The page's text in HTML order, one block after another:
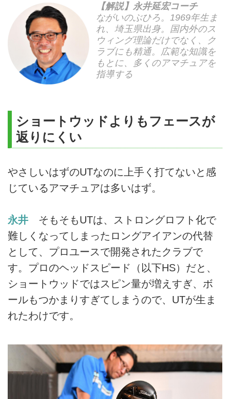
【解説】永井延宏コーチ
ながいのぶひろ。1969年生ま
れ、埼玉県出身。国内外のス
ウィング理論だけでなく、ク
ラブにも精通。広範な知識を
もとに、多くのアマチュアを
指導する
ショートウッドよりもフェースが
返りにくい
やさしいはずのUTなのに上手く打てないと感
じているアマチュアは多いはず。
永井 そもそもUTは、ストロングロフト化で
難しくなってしまったロングアイアンの代替
として、プロユースで開発されたクラブで
す。プロのヘッドスピード（以下HS）だと、
ショートウッドではスピン量が増えすぎ、ボ
ールもつかまりすぎてしまうので、UTが生ま
れたわけです。